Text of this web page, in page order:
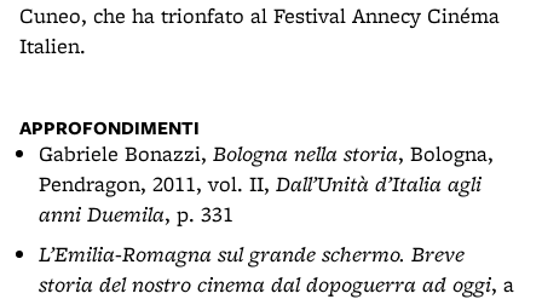
Cuneo, che ha trionfato al Festival Annecy Cinéma
Italien.
APPROFONDIMENTI
Gabriele Bonazzi, Bologna nella storia, Bologna,
Pendragon, 2011, vol. II, Dall’Unità d’Italia agli
anni Duemila, p. 331
L’Emilia-Romagna sul grande schermo. Breve
storia del nostro cinema dal dopoguerra ad oggi, a